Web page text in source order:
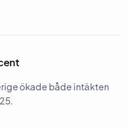
ökade både intäkten